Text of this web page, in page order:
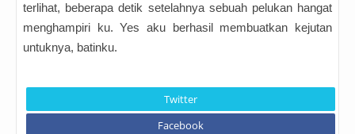
terlihat, beberapa detik setelahnya sebuah pelukan hangat
menghampiri ku. Yes aku berhasil membuatkan kejutan
untuknya, batinku.
Twitter
Facebook